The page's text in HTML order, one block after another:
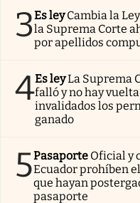
3Es ley Cambia la
la Suprema Corte
por apellidos
4Es leyLa Suprema
falló y no hay
invalidados los
ganado
5Pasaporte Oficial y
Ecuador prohíben
que hayan
pasaporte